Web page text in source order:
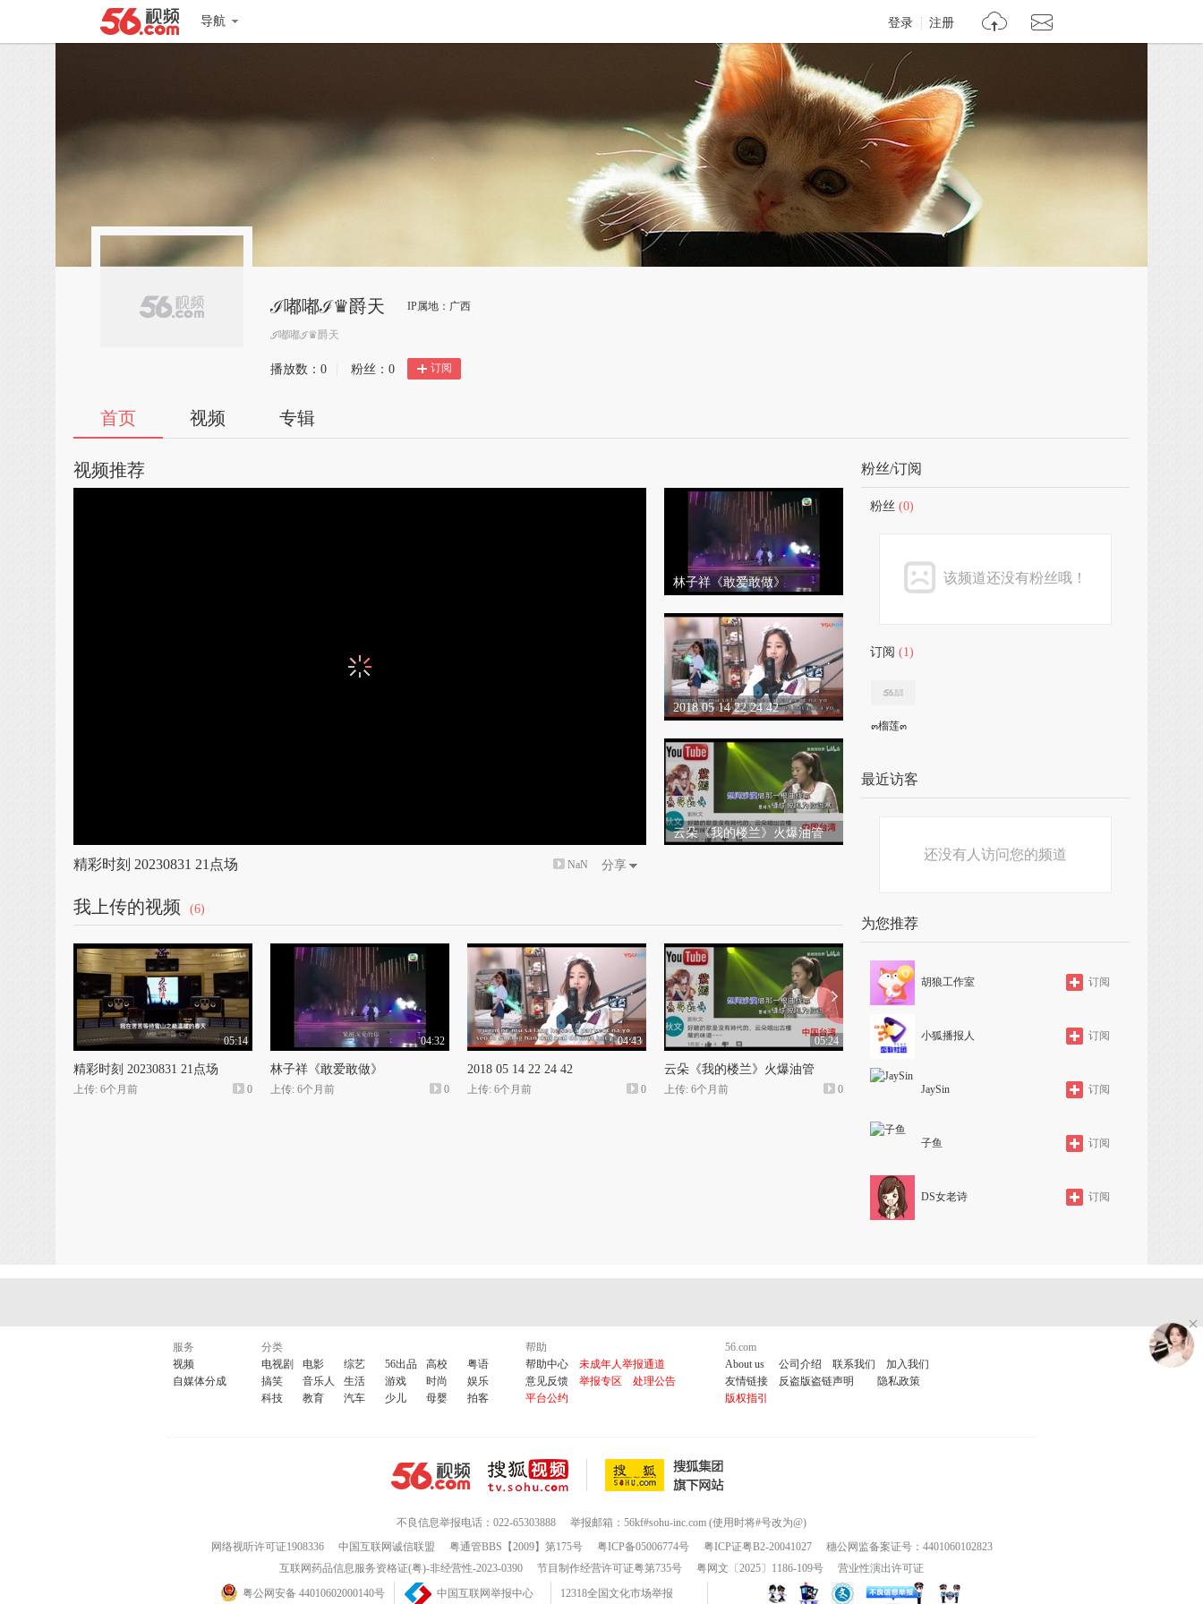
导航 登录 注册
ℐ嘟嘟ℐ♛爵天 IP属地：广西
ℐ嘟嘟ℐ♛爵天
播放数： 0 粉丝： 0 订阅
首页 视频 专辑
视频推荐
精彩时刻 20230831 21点场 NaN 分享
林子祥《敢爱敢做》
2018 05 14 22 24 42
云朵《我的楼兰》火爆油管
我上传的视频 (6)
05:14
精彩时刻 20230831 21点场
上传: 6个月前 0
04:32
林子祥《敢爱敢做》
上传: 6个月前 0
04:43
2018 05 14 22 24 42
上传: 6个月前 0
05:24
云朵《我的楼兰》火爆油管
上传: 6个月前 0
❀2纯
上传: 6个月前 上传: 6个月前
粉丝/订阅
粉丝 (0)
该频道还没有粉丝哦！
订阅 (1)
๓榴莲๓
最近访客
还没有人访问您的频道
为您推荐
胡狼工作室 订阅
小狐播报人 订阅
JaySin 订阅
子鱼 订阅
DS女老诗 订阅
服务
视频
自媒体分成
分类
电视剧
电影 综艺 56出品 高校
粤语
搞笑
音乐人 生活 游戏 时尚
娱乐
科技
教育 汽车 少儿 母婴 拍客
帮助
帮助中心
未成年人举报通道
意见反馈
举报专区
处理公告
平台公约
56.com
About us
公司介绍 联系我们
加入我们
友情链接
反盗版盗链声明
隐私政策
版权指引
不良信息举报电话：022-65303888
举报邮箱：56kf#sohu-inc.com (使用时将#号改为@)
网络视听许可证1908336
中国互联网诚信联盟 粤通管BBS【2009】第175号 粤ICP备05006774号 粤ICP证粤B2-20041027
穗公网监备案证号：4401060102823
互联网药品信息服务资格证(粤)-非经营性-2023-0390
节目制作经营许可证粤第735号 粤网文〔2025〕1186-109号
营业性演出许可证
粤公网安备 44010602000140号
中国互联网举报中心 12318全国文化市场举报